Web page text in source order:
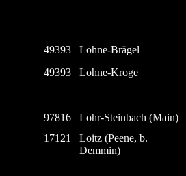
49393
Lohne-Brägel
49393
Lohne-Kroge
97816
Lohr-Steinbach (Main)
17121
Loitz (Peene, b.
Demmin)